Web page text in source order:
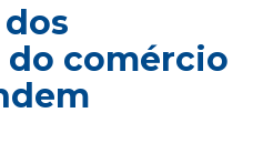
comércio